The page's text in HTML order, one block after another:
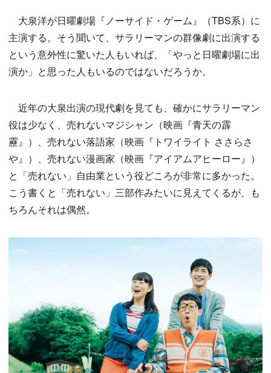
大泉洋が日曜劇場『ノーサイド・ゲーム』（TBS系）に
主演する。そう聞いて、サラリーマンの群像劇に出演する
という意外性に驚いた人もいれば、「やっと日曜劇場に出
演か」と思った人もいるのではないだろうか。
近年の大泉出演の現代劇を見ても、確かにサラリーマン
役は少なく、売れないマジシャン（映画『青天の霹
靂』）、売れない落語家（映画『トワイライト ささらさ
や』）、売れない漫画家（映画『アイアムアヒーロー』）
と「売れない」自由業という役どころが非常に多かった。
こう書くと「売れない」三部作みたいに見えてくるが、も
ちろんそれは偶然。